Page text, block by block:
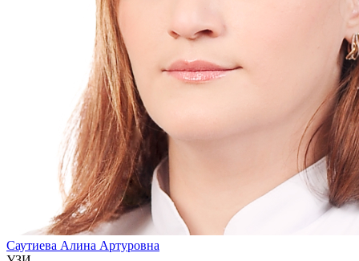
Саутиева Алина Артуровна